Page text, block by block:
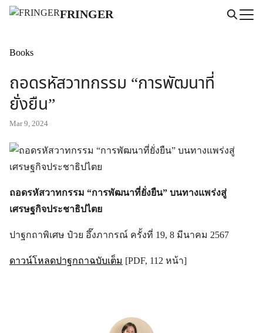
Skip
FRINGER
for:
Books
ถอดรหัสวาทกรรม “การพัฒนาที่
ยั่งยืน”
Mar 9, 2024
ถอดรหัสวาทกรรม “การพัฒนาที่ยั่งยืน” บนทางแพร่งสู่
เศรษฐกิจประชาธิปไตย
ปาฐกถาพิเศษ ป๋วย อึ๊งภากรณ์ ครั้งที่ 19, 8 มีนาคม 2567
ดาวน์โหลดปาฐกถาฉบับเต็ม [PDF, 112 หน้า]